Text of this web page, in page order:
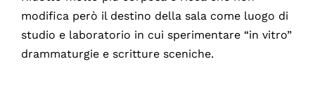
modifica però il destino della sala come luogo di
studio e laboratorio in cui sperimentare “in vitro”
drammaturgie e scritture sceniche.